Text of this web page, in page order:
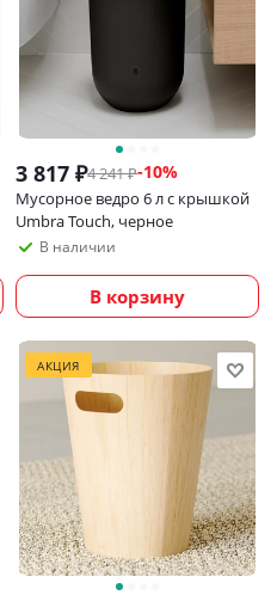
3 817 ₽4 241₽-10%
Мусорное ведро 6 л с крышкой
Umbra Touch, черное
В наличии
В корзину
АКЦИЯ